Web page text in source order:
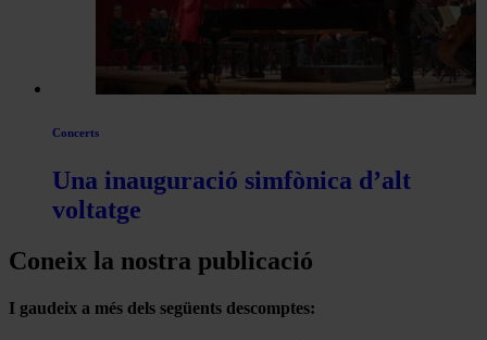
Concerts
Una inauguració simfònica d’alt
voltatge
Coneix la nostra publicació
I gaudeix a més dels següents descomptes: